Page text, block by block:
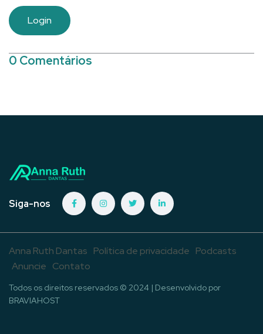
Login
0 Comentários
Siga-nos
Anna Ruth Dantas Política de privacidade Podcasts
Anuncie Contato
Todos os direitos reservados © 2024 | Desenvolvido por
BRAVIAHOST